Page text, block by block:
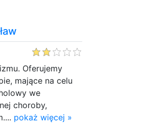
Oferujemy
mające na celu
we
choroby,
pokaż więcej »